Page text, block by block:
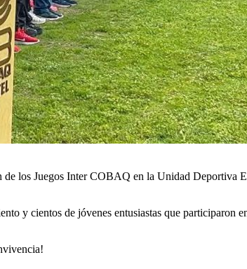
los Juegos Inter COBAQ en la Unidad
y cientos de jóvenes entusiastas que participaron